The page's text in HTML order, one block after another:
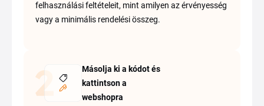
felhasználási feltételeit, mint amilyen az érvényesség
vagy a minimális rendelési összeg.
Másolja ki a kódot és
kattintson a
webshopra